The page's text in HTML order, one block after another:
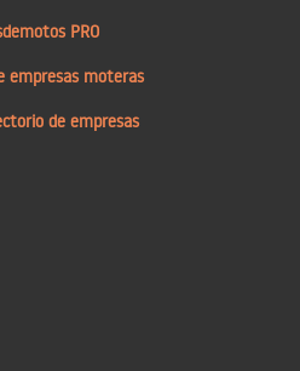
PRO
empresas moteras
de empresas